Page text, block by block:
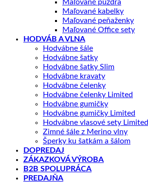
Maľované púzdra
Maľované kabelky
Maľované peňaženky
Maľované Office sety
HODVÁB A VLNA
Hodvábne šále
Hodvábne šatky
Hodvábne šatky Slim
Hodvábne kravaty
Hodvábne čelenky
Hodvábne čelenky Limited
Hodvábne gumičky
Hodvábne gumičky Limited
Hodvábne vlasové sety Limited
Zimné šále z Merino vlny
Šperky ku šatkám a šálom
DOPREDAJ
ZÁKAZKOVÁ VÝROBA
B2B SPOLUPRÁCA
PREDAJŇA